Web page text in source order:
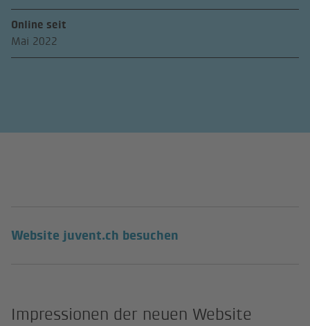
Online seit
Mai 2022
Website juvent.ch besuchen
Impressionen der neuen Website